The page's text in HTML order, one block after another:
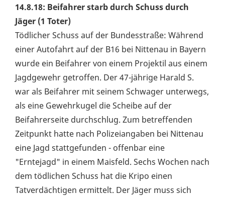
14.8.18: Beifahrer starb durch Schuss durch
Jäger (1 Toter)
Tödlicher Schuss auf der Bundesstraße: Während
einer Autofahrt auf der B16 bei Nittenau in Bayern
wurde ein Beifahrer von einem Projektil aus einem
Jagdgewehr getroffen. Der 47-jährige Harald S.
war als Beifahrer mit seinem Schwager unterwegs,
als eine Gewehrkugel die Scheibe auf der
Beifahrerseite durchschlug. Zum betreffenden
Zeitpunkt hatte nach Polizeiangaben bei Nittenau
eine Jagd stattgefunden - offenbar eine
"Erntejagd" in einem Maisfeld. Sechs Wochen nach
dem tödlichen Schuss hat die Kripo einen
Tatverdächtigen ermittelt. Der Jäger muss sich